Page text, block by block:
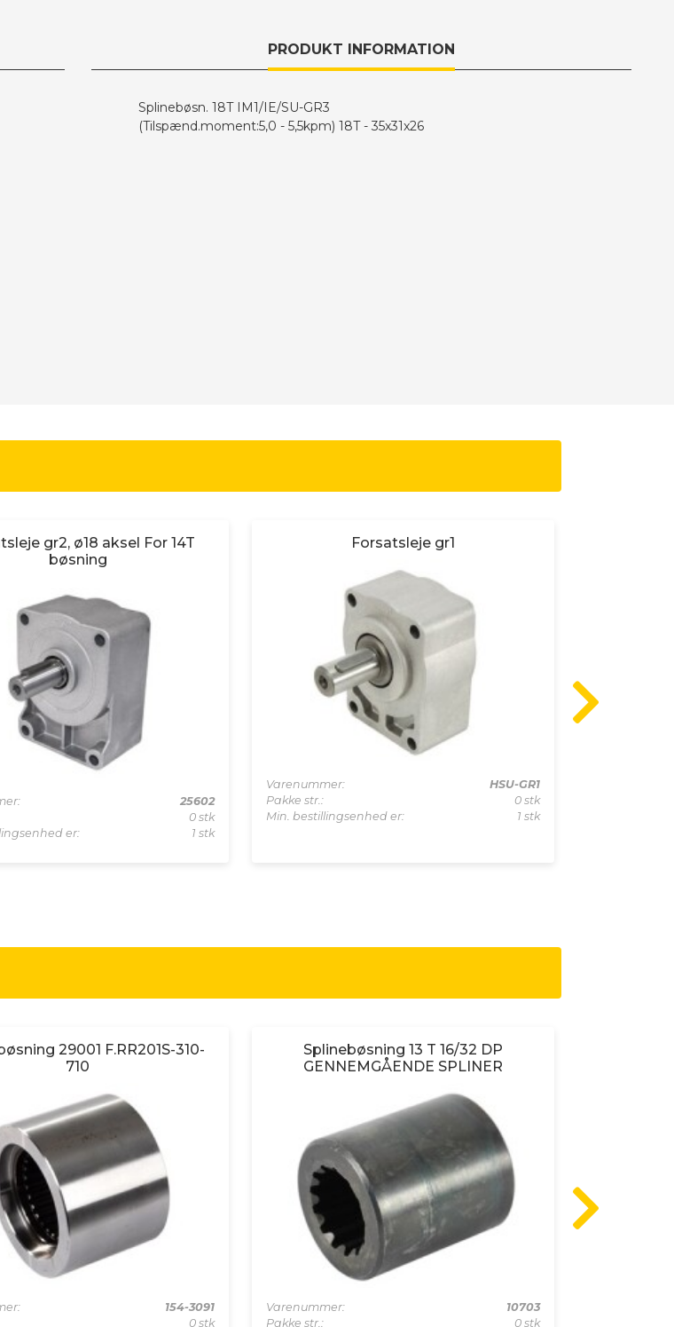
PRODUKT INFORMATION
Splinebøsn. 18T IM1/IE/SU-GR3
(Tilspænd.moment:5,0 - 5,5kpm) 18T - 35x31x26
gr2, ø18 aksel For 14T
bøsning
25602
0 stk
er:
1 stk
Forsatsleje gr1
Varenummer:
HSU-GR1
Pakke str.:
0 stk
Min. bestillingsenhed er:
1 stk
29001 F.RR201S-310-
710
154-3091
0 stk
Splinebøsning 13 T 16/32 DP
GENNEMGÅENDE SPLINER
Varenummer:
10703
Pakke str.:
0 stk